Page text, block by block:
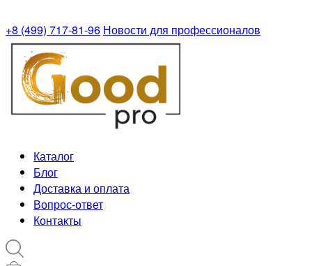
+8 (499) 717-81-96 Новости для профессионалов
Каталог
Блог
Доставка и оплата
Вопрос-ответ
Контакты